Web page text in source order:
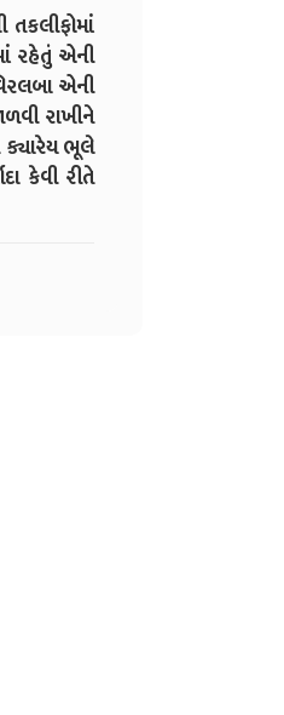
રહેતું એની
એની
રાખીને
ક્યારેય ભૂલે
કેવી રીતે